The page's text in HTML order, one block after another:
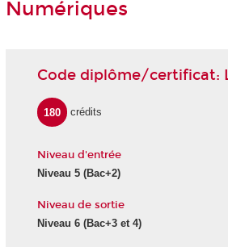
Numériques
Code diplôme/certificat:
180 crédits
Niveau d'entrée
Niveau 5 (Bac+2)
Niveau de sortie
Niveau 6 (Bac+3 et 4)